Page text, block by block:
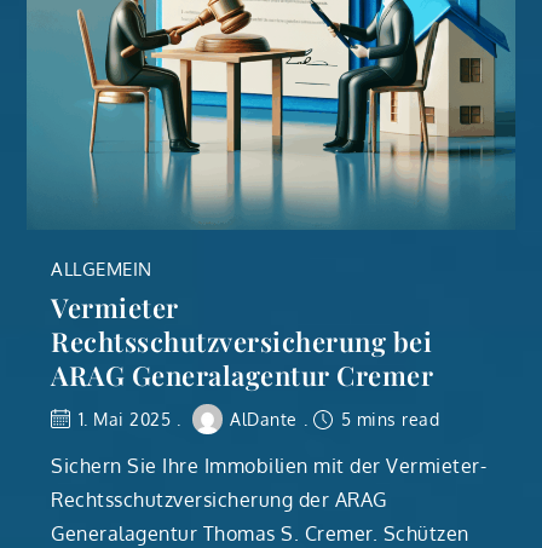
ALLGEMEIN
Vermieter
Rechtsschutzversicherung bei
ARAG Generalagentur Cremer
1. Mai 2025 AlDante 5 mins read
Sichern Sie Ihre Immobilien mit der Vermieter-
Rechtsschutzversicherung der ARAG
Generalagentur Thomas S. Cremer. Schützen